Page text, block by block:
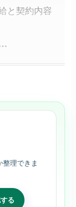
と契約内容
理できま
る